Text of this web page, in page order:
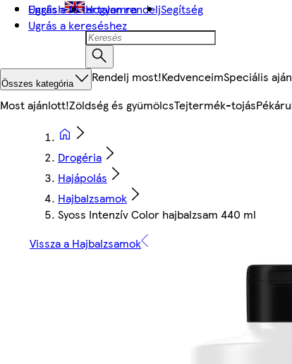
Ugrás a fő tartalomra
Ugrás a kereséshez
English Hogyan rendeljSegítség
Összes kategória Rendelj most!KedvenceimSpeciális
Most ajánlott!Zöldség és gyümölcsTejtermék-tojásPékáru
Drogéria
Hajápolás
Hajbalzsamok
Syoss Intenzív Color hajbalzsam 440 ml
Vissza a Hajbalzsamok